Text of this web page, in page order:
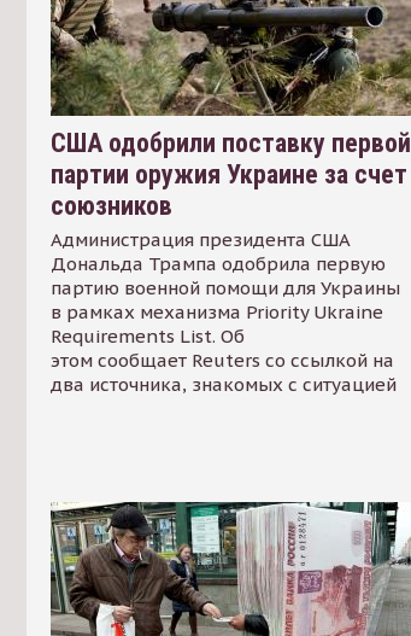
США одобрили поставку первой
партии оружия Украине за счет
союзников
Администрация президента США
Дональда Трампа одобрила первую
партию военной помощи для Украины
в рамках механизма Priority Ukraine
Requirements List. Об
этом сообщает Reuters со ссылкой на
два источника, знакомых с ситуацией